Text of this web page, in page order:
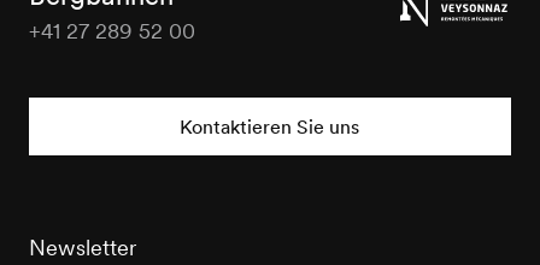
+41 27 289 52 00
Kontaktieren Sie uns
Newsletter